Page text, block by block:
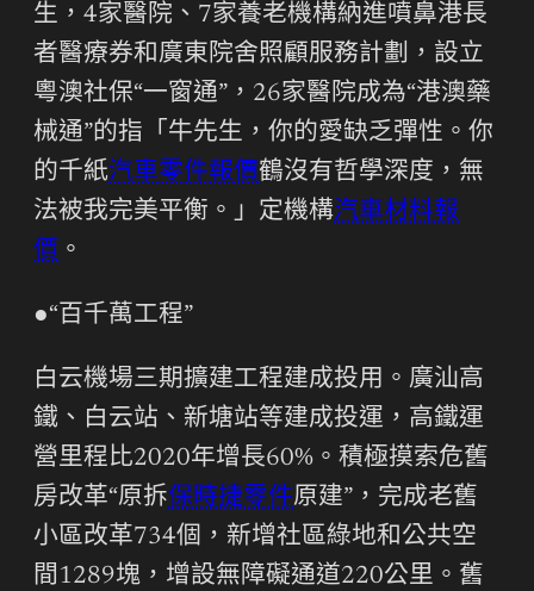
生，4家醫院、7家養老機構納進噴鼻港長
者醫療券和廣東院舍照顧服務計劃，設立
粵澳社保“一窗通”，26家醫院成為“港澳藥
械通”的指「牛先生，你的愛缺乏彈性。你
的千紙汽車零件報價鶴沒有哲學深度，無
法被我完美平衡。」定機構汽車材料報
價 。
●“百千萬工程”
白云機場三期擴建工程建成投用。廣汕高
鐵、白云站、新塘站等建成投運，高鐵運
營里程比2020年增長60%。積極摸索危舊
房改革“原拆保時捷零件原建”，完成老舊
小區改革734個，新增社區綠地和公共空
間1289塊，增設無障礙通道220公里。舊